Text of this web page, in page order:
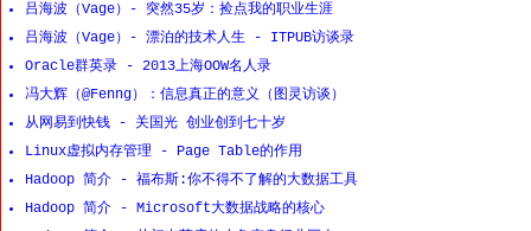
吕海波（Vage）- 突然35岁：捡点我的职业生涯
吕海波（Vage）- 漂泊的技术人生 - ITPUB访谈录
Oracle群英录 - 2013上海OOW名人录
冯大辉（@Fenng）：信息真正的意义（图灵访谈）
从网易到快钱 - 关国光 创业创到七十岁
Linux虚拟内存管理 - Page Table的作用
Hadoop 简介 - 福布斯:你不得不了解的大数据工具
Hadoop 简介 - Microsoft大数据战略的核心